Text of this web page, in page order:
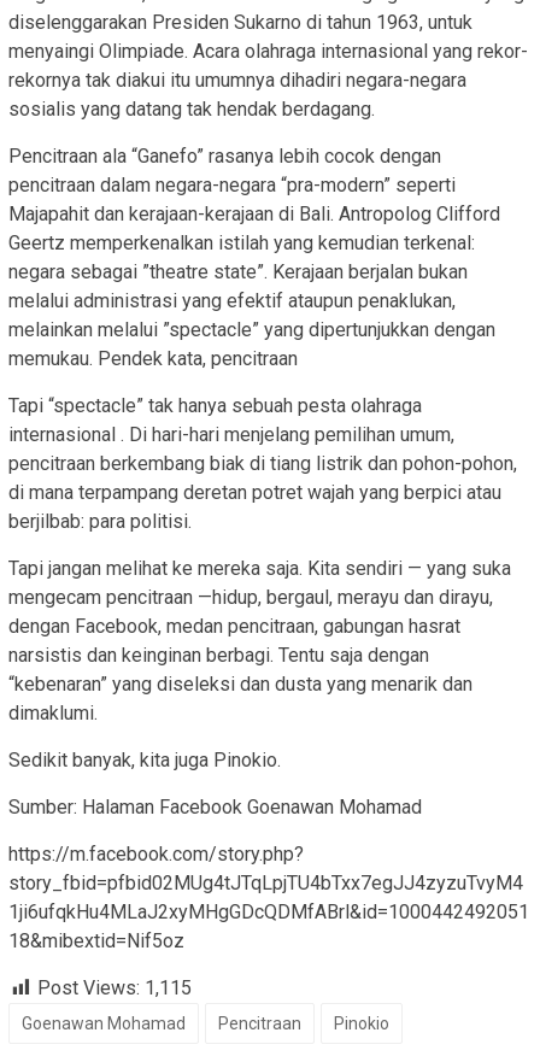
diselenggarakan Presiden Sukarno di tahun 1963, untuk
menyaingi Olimpiade. Acara olahraga internasional yang rekor-
rekornya tak diakui itu umumnya dihadiri negara-negara
sosialis yang datang tak hendak berdagang.
Pencitraan ala “Ganefo” rasanya lebih cocok dengan
pencitraan dalam negara-negara “pra-modern” seperti
Majapahit dan kerajaan-kerajaan di Bali. Antropolog Clifford
Geertz memperkenalkan istilah yang kemudian terkenal:
negara sebagai ”theatre state”. Kerajaan berjalan bukan
melalui administrasi yang efektif ataupun penaklukan,
melainkan melalui ”spectacle” yang dipertunjukkan dengan
memukau. Pendek kata, pencitraan
Tapi “spectacle” tak hanya sebuah pesta olahraga
internasional . Di hari-hari menjelang pemilihan umum,
pencitraan berkembang biak di tiang listrik dan pohon-pohon,
di mana terpampang deretan potret wajah yang berpici atau
berjilbab: para politisi.
Tapi jangan melihat ke mereka saja. Kita sendiri — yang suka
mengecam pencitraan —hidup, bergaul, merayu dan dirayu,
dengan Facebook, medan pencitraan, gabungan hasrat
narsistis dan keinginan berbagi. Tentu saja dengan
“kebenaran” yang diseleksi dan dusta yang menarik dan
dimaklumi.
Sedikit banyak, kita juga Pinokio.
Sumber: Halaman Facebook Goenawan Mohamad
https://m.facebook.com/story.php?
story_fbid=pfbid02MUg4tJTqLpjTU4bTxx7egJJ4zyzuTvyM4
1ji6ufqkHu4MLaJ2xyMHgGDcQDMfABrl&id=1000442492051
18&mibextid=Nif5oz
Post Views: 1,115
Goenawan Mohamad Pencitraan Pinokio